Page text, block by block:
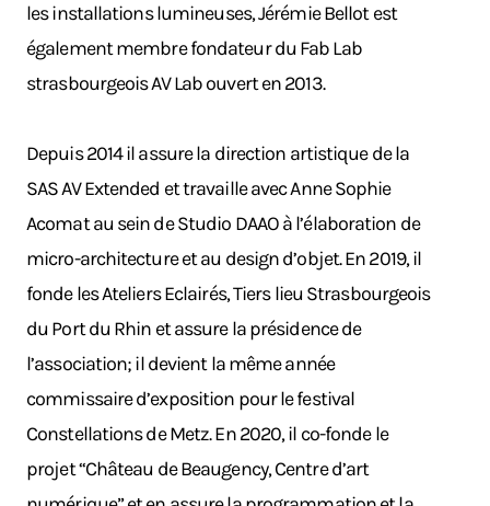
les installations lumineuses, Jérémie Bellot est
également membre fondateur du Fab Lab
strasbourgeois AV Lab ouvert en 2013.
Depuis 2014 il assure la direction artistique de la
SAS AV Extended et travaille avec Anne Sophie
Acomat au sein de Studio DAAO à l’élaboration de
micro-architecture et au design d’objet. En 2019, il
fonde les Ateliers Eclairés, Tiers lieu Strasbourgeois
du Port du Rhin et assure la présidence de
l’association; il devient la même année
commissaire d’exposition pour le festival
Constellations de Metz. En 2020, il co-fonde le
projet “Château de Beaugency, Centre d’art